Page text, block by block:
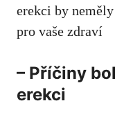
erekci by
pro vaše zdraví
– Příčiny
erekci